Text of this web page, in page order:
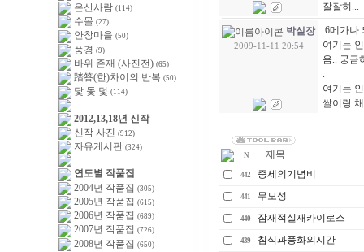
온산사람 (114)
수몰 (27)
안창마을 (50)
풍경 (9)
바위 존재 (사진전) (65)
踏答(한)차이의 반복 (50)
닻 돛 덫 (114)
2012,13,18년 신작
신작 사진 (912)
자유게시판 (324)
연도별 작품집
2004년 작품집 (305)
2005년 작품집 (615)
2006년 작품집 (689)
2007년 작품집 (726)
2008년 작품집 (650)
잘잘히...
박실장
2009-11-11 20:54
6메가나
여기는
음.. 궁금
.
여기는
쌀이랑
N 제목
442 증세의기념비
441 무모성
440 잠재적실재카이로스
439 침식과풍화의시간